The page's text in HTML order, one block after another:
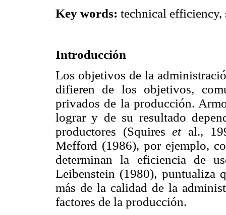
Key words: technical efficiency,
Introducción
Los objetivos de la
difieren de los objetivos,
privados de la producción.
lograr y de su resultado
productores (Squireset al.,
Mefford (1986), por ejemplo,
determinan la eficiencia de
Leibenstein (1980), puntualiza
más de la calidad de la
factores de la producción.